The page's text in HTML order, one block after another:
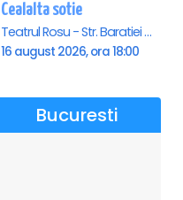
Cealalta sotie
Teatrul Rosu - Str. Baratiei 31, Bucuresti
16 august 2026, ora 18:00
Bucuresti